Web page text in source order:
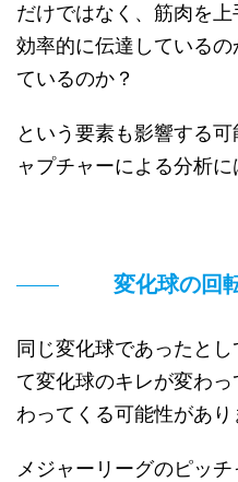
だけではなく、筋肉を
効率的に伝達している
ているのか？
という要素も影響する
ャプチャーによる分析に
変化球の回
同じ変化球であったと
て変化球のキレが変わ
わってくる可能性があり
メジャーリーグのピッ